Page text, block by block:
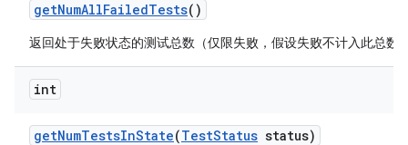
getNumAllFailedTests()
返回处于失败状态的测试总数（仅限失败，假设失败不计入此总数
int
getNumTestsInState(TestStatus status)